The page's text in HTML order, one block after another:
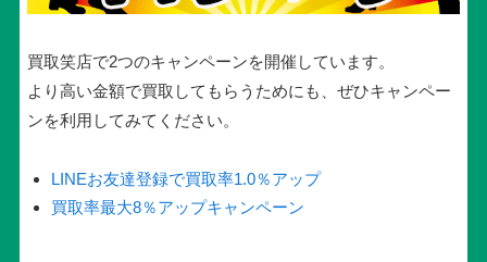
買取笑店で2つのキャンペーンを開催しています。
より高い金額で買取してもらうためにも、ぜひキャンペー
ンを利用してみてください。
LINEお友達登録で買取率1.0％アップ
買取率最大8％アップキャンペーン